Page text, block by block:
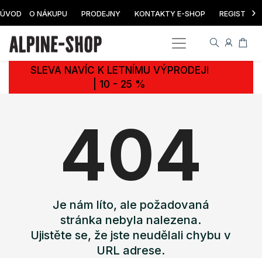
ÚVOD O NÁKUPU PRODEJNY KONTAKTY E-SHOP ›
SLEVA NAVÍC K LETNÍMU VÝPRODEJI
| 10 - 25 %
404
Je nám líto, ale požadovaná
stránka nebyla nalezena.
Ujistěte se, že jste neudělali chybu v
URL adrese.